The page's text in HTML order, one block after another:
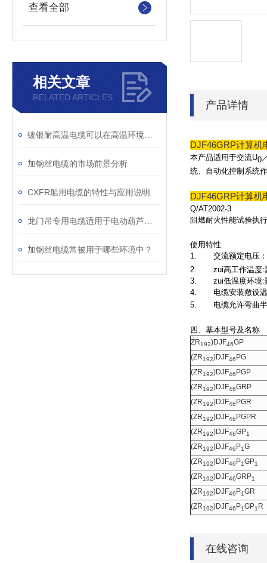
查看全部
相关文章
RELATED ARTICLES
加钢丝电缆的市场前景分析
CXFR船用电缆的特性与应用说明
加钢丝电缆常被用于哪些环境中？
产品详情
DJF46GRP计算机
本产品适用于交流U0
统、自动化控制系统
DJF46GRP计算机
Q/AT2002-3
阻燃耐火性能试验执
使用特性
1. 交流额定电压
2. zui高工作温度:聚
3. zui低温度环境:
4. 电缆安装敷设温
5. 电缆允许弯曲半
四、基本型号及名称
ZR192)DJF46GP
(ZR192)DJF46 PG
(ZR192)DJF46 PGP
(ZR192)DJF46GRP
(ZR192)DJF46 PGR
(ZR192)DJF46 PGPR
(ZR192)DJF46GP1
(ZR192)DJF46 P1G
(ZR192)DJF46 P1GP1
(ZR192)DJF46GRP1
(ZR192)DJF46 P1GR
(ZR192)DJF46 P1GP1 R
在线咨询